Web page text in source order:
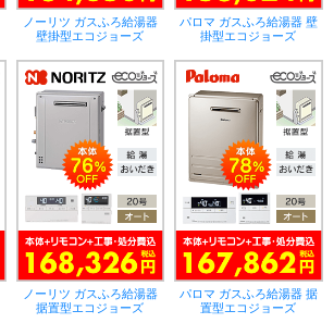
ノーリツ ガスふろ給湯器
壁掛型エコジョーズ
パロマ ガスふろ給湯器 壁
掛型エコジョーズ
ノーリツ ガスふろ給湯器
据置型エコジョーズ
パロマ ガスふろ給湯器 据
置型エコジョーズ